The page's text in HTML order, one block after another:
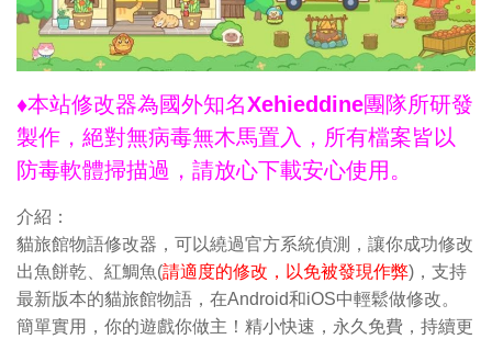
♦本站修改器為國外知名Xehieddine團隊所研發
製作，絕對無病毒無木馬置入，所有檔案皆以
防毒軟體掃描過，請放心下載安心使用。
介紹：
貓旅館物語修改器，可以繞過官方系統偵測，讓你成功修改
出魚餅乾、紅鯛魚(請適度的修改，以免被發現作弊)，支持
最新版本的貓旅館物語，在Android和iOS中輕鬆做修改。
簡單實用，你的遊戲你做主！精小快速，永久免費，持續更